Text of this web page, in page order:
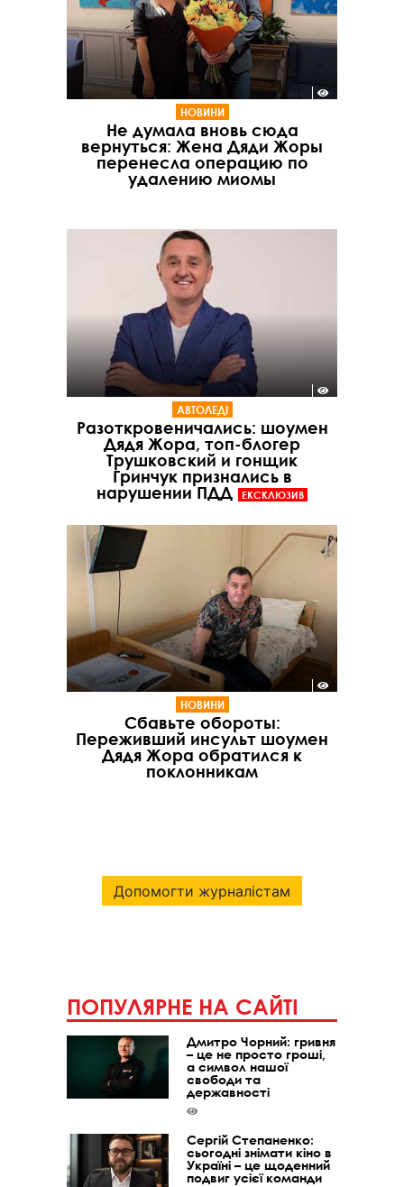
НОВИНИ
Не думала вновь сюда
вернуться: Жена Дяди Жоры
перенесла операцию по
удалению миомы
АВТОЛЕДІ
Разоткровеничались: шоумен
Дядя Жора, топ-блогер
Трушковский и гонщик
Гринчук признались в
нарушении ПДД
ЕКСКЛЮЗИВ
НОВИНИ
Сбавьте обороты:
Переживший инсульт шоумен
Дядя Жора обратился к
поклонникам
Допомогти журналістам
ПОПУЛЯРНЕ НА САЙТІ
Дмитро Чорний: гривня
– це не просто гроші,
а символ нашої
свободи та
державності
Сергій Степаненко:
сьогодні знімати кіно в
Україні – це щоденний
подвиг усієї команди